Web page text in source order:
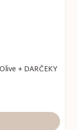
+ DARČEKY